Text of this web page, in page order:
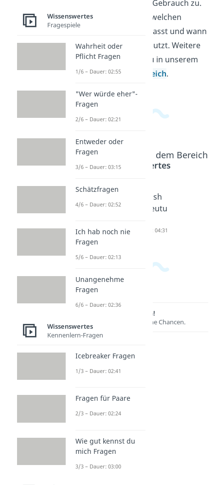
ihrem Sinn und ihrem Gebrauch zu.
Dabei erkennst du, in welchen
Situationen ein Wort passt und wann
du es besser nicht benutzt. Weitere
Videos dazu findest du in unserem
Allgemeinwissensbereich.
Beliebte Inhalte aus dem Bereich
Wissenswertes
se
Telepath
ie
Catfish
Bedeutu
Dauer: 04:31
Lernen lohnt sich!
Entdecke hier deine Chancen.
Wissenswertes
Sayonara
Wissenswertes
Fragespiele
Wahrheit oder
Pflicht Fragen
1/6 – Dauer: 02:55
"Wer würde eher"-
Fragen
2/6 – Dauer: 02:21
Entweder oder
Fragen
3/6 – Dauer: 03:15
Schätzfragen
4/6 – Dauer: 02:52
Ich hab noch nie
Fragen
5/6 – Dauer: 02:13
Unangenehme
Fragen
6/6 – Dauer: 02:36
Wissenswertes
Kennenlern-Fragen
Icebreaker Fragen
1/3 – Dauer: 02:41
Fragen für Paare
2/3 – Dauer: 02:24
Wie gut kennst du
mich Fragen
3/3 – Dauer: 03:00